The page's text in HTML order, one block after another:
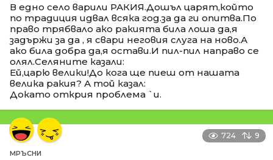
В едно село варили РАКИЯ.Дошъл царят,който
по традиция идвал всяка год.за да ги опитва.По
право трябвало ако ракията била лоша да,я
задържи за да , я свари неговия слуга на ново.А
ако била добра да,я остави.И пил-пил направо се
олял.Селяните казали:
Ей,царю велики!До кога ще пиеш от нашата
велика ракия? А той казал:
Докато открия проблема `и.
724 9
МРЪСНИ